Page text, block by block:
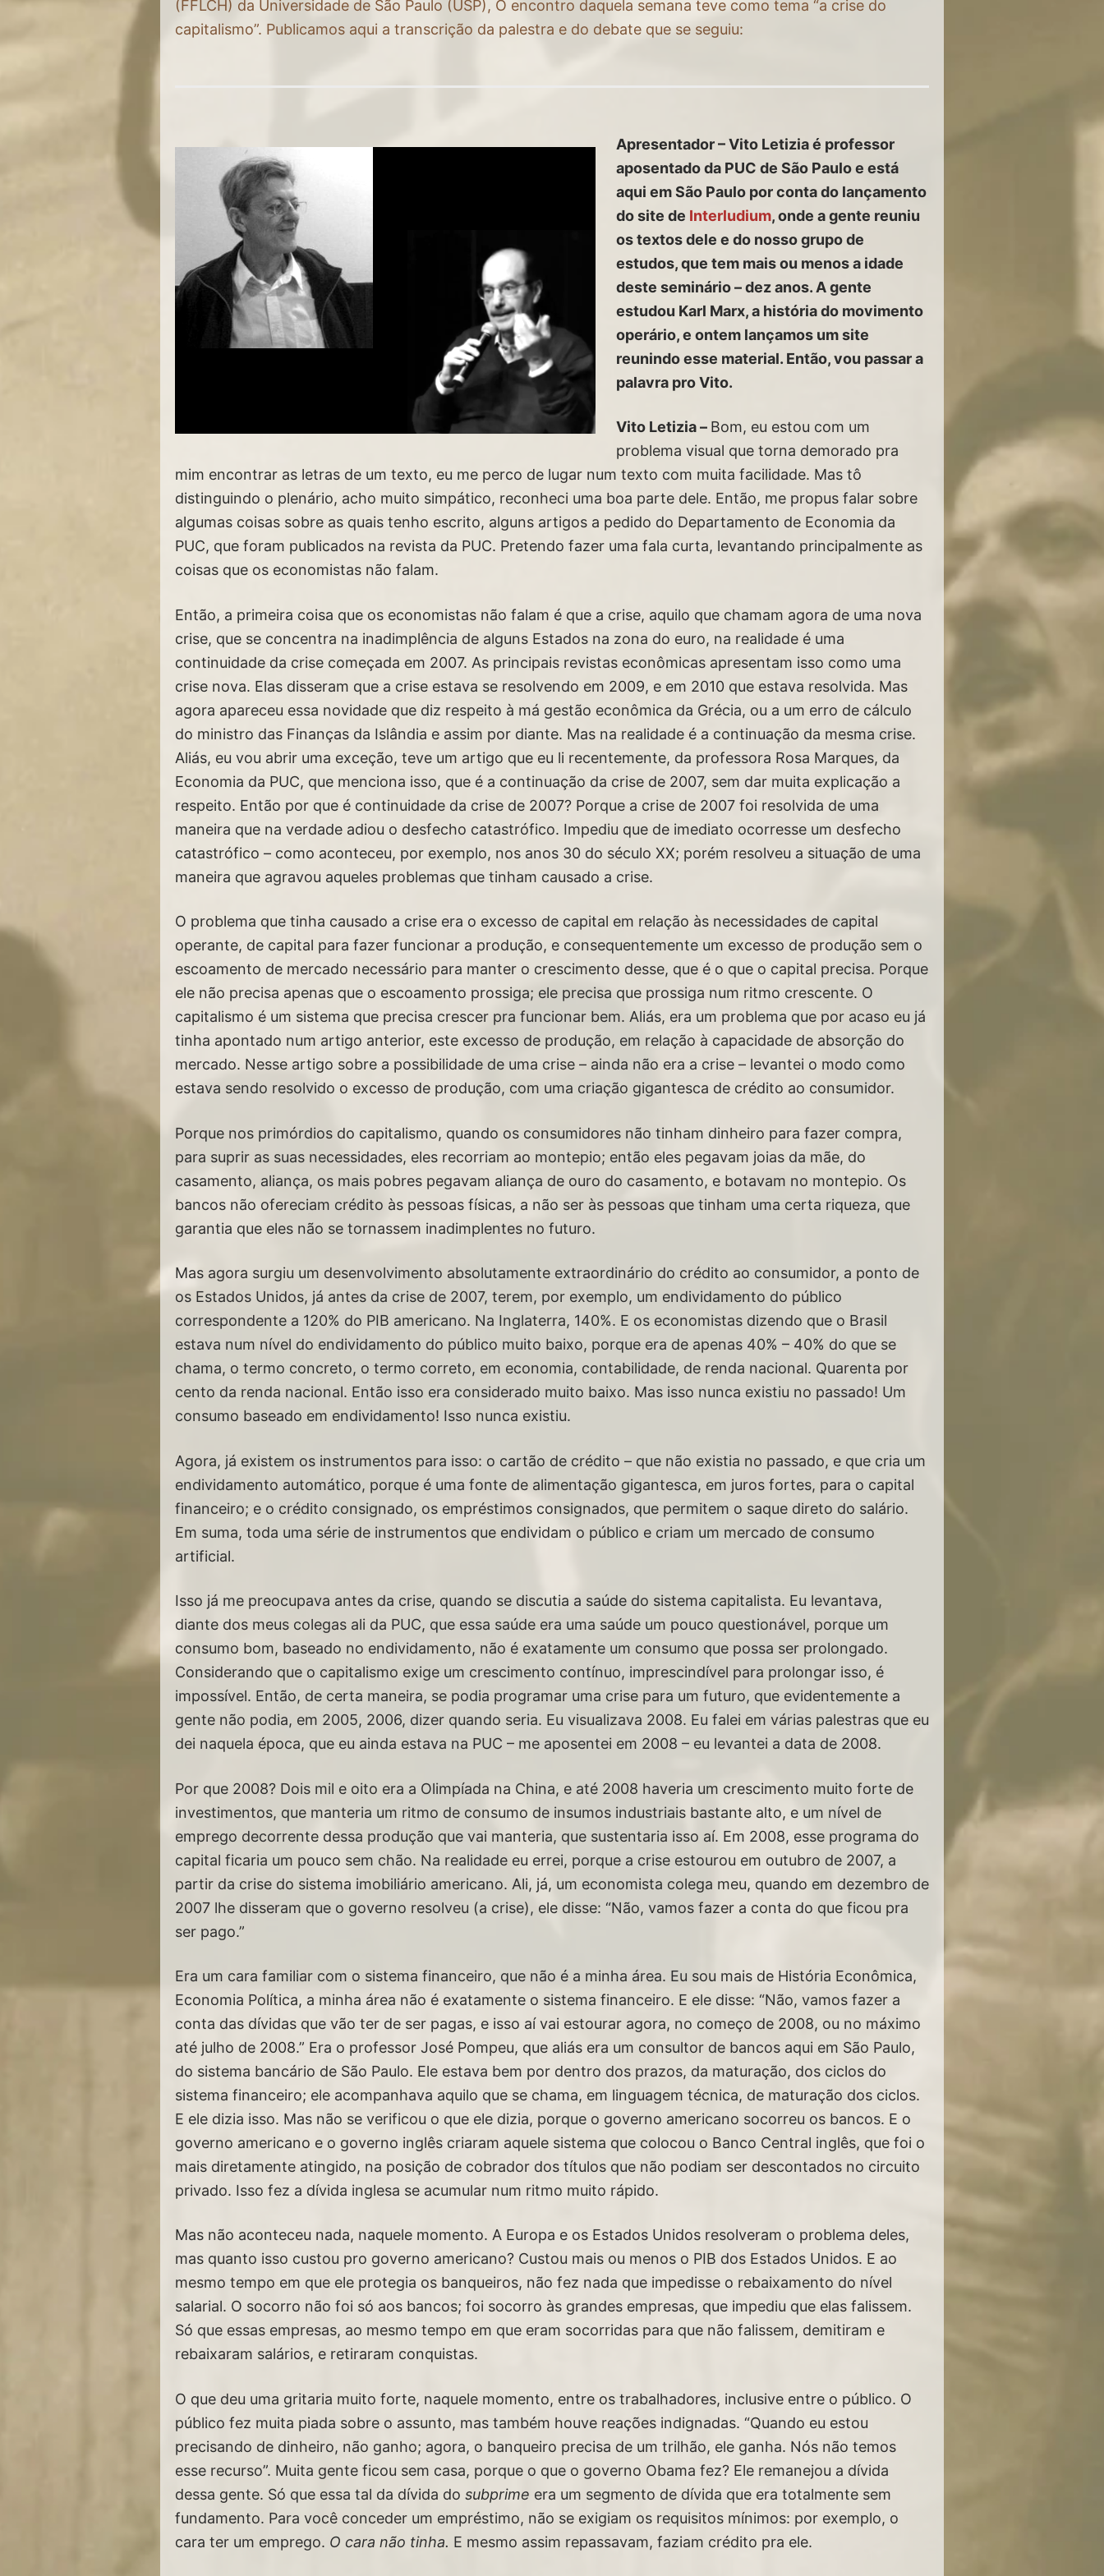
(FFLCH) da Universidade de São Paulo (USP), O encontro daquela semana teve como tema “a crise do
capitalismo”. Publicamos aqui a transcrição da palestra e do debate que se seguiu:
Apresentador – Vito Letizia é professor
aposentado da PUC de São Paulo e está
aqui em São Paulo por conta do lançamento
do site de Interludium, onde a gente reuniu
os textos dele e do nosso grupo de
estudos, que tem mais ou menos a idade
deste seminário – dez anos. A gente
estudou Karl Marx, a história do movimento
operário, e ontem lançamos um site
reunindo esse material. Então, vou passar a
palavra pro Vito.
Vito Letizia – Bom, eu estou com um
problema visual que torna demorado pra
mim encontrar as letras de um texto, eu me perco de lugar num texto com muita facilidade. Mas tô
distinguindo o plenário, acho muito simpático, reconheci uma boa parte dele. Então, me propus falar sobre
algumas coisas sobre as quais tenho escrito, alguns artigos a pedido do Departamento de Economia da
PUC, que foram publicados na revista da PUC. Pretendo fazer uma fala curta, levantando principalmente as
coisas que os economistas não falam.
Então, a primeira coisa que os economistas não falam é que a crise, aquilo que chamam agora de uma nova
crise, que se concentra na inadimplência de alguns Estados na zona do euro, na realidade é uma
continuidade da crise começada em 2007. As principais revistas econômicas apresentam isso como uma
crise nova. Elas disseram que a crise estava se resolvendo em 2009, e em 2010 que estava resolvida. Mas
agora apareceu essa novidade que diz respeito à má gestão econômica da Grécia, ou a um erro de cálculo
do ministro das Finanças da Islândia e assim por diante. Mas na realidade é a continuação da mesma crise.
Aliás, eu vou abrir uma exceção, teve um artigo que eu li recentemente, da professora Rosa Marques, da
Economia da PUC, que menciona isso, que é a continuação da crise de 2007, sem dar muita explicação a
respeito. Então por que é continuidade da crise de 2007? Porque a crise de 2007 foi resolvida de uma
maneira que na verdade adiou o desfecho catastrófico. Impediu que de imediato ocorresse um desfecho
catastrófico – como aconteceu, por exemplo, nos anos 30 do século XX; porém resolveu a situação de uma
maneira que agravou aqueles problemas que tinham causado a crise.
O problema que tinha causado a crise era o excesso de capital em relação às necessidades de capital
operante, de capital para fazer funcionar a produção, e consequentemente um excesso de produção sem o
escoamento de mercado necessário para manter o crescimento desse, que é o que o capital precisa. Porque
ele não precisa apenas que o escoamento prossiga; ele precisa que prossiga num ritmo crescente. O
capitalismo é um sistema que precisa crescer pra funcionar bem. Aliás, era um problema que por acaso eu já
tinha apontado num artigo anterior, este excesso de produção, em relação à capacidade de absorção do
mercado. Nesse artigo sobre a possibilidade de uma crise – ainda não era a crise – levantei o modo como
estava sendo resolvido o excesso de produção, com uma criação gigantesca de crédito ao consumidor.
Porque nos primórdios do capitalismo, quando os consumidores não tinham dinheiro para fazer compra,
para suprir as suas necessidades, eles recorriam ao montepio; então eles pegavam joias da mãe, do
casamento, aliança, os mais pobres pegavam aliança de ouro do casamento, e botavam no montepio. Os
bancos não ofereciam crédito às pessoas físicas, a não ser às pessoas que tinham uma certa riqueza, que
garantia que eles não se tornassem inadimplentes no futuro.
Mas agora surgiu um desenvolvimento absolutamente extraordinário do crédito ao consumidor, a ponto de
os Estados Unidos, já antes da crise de 2007, terem, por exemplo, um endividamento do público
correspondente a 120% do PIB americano. Na Inglaterra, 140%. E os economistas dizendo que o Brasil
estava num nível do endividamento do público muito baixo, porque era de apenas 40% – 40% do que se
chama, o termo concreto, o termo correto, em economia, contabilidade, de renda nacional. Quarenta por
cento da renda nacional. Então isso era considerado muito baixo. Mas isso nunca existiu no passado! Um
consumo baseado em endividamento! Isso nunca existiu.
Agora, já existem os instrumentos para isso: o cartão de crédito – que não existia no passado, e que cria um
endividamento automático, porque é uma fonte de alimentação gigantesca, em juros fortes, para o capital
financeiro; e o crédito consignado, os empréstimos consignados, que permitem o saque direto do salário.
Em suma, toda uma série de instrumentos que endividam o público e criam um mercado de consumo
artificial.
Isso já me preocupava antes da crise, quando se discutia a saúde do sistema capitalista. Eu levantava,
diante dos meus colegas ali da PUC, que essa saúde era uma saúde um pouco questionável, porque um
consumo bom, baseado no endividamento, não é exatamente um consumo que possa ser prolongado.
Considerando que o capitalismo exige um crescimento contínuo, imprescindível para prolongar isso, é
impossível. Então, de certa maneira, se podia programar uma crise para um futuro, que evidentemente a
gente não podia, em 2005, 2006, dizer quando seria. Eu visualizava 2008. Eu falei em várias palestras que eu
dei naquela época, que eu ainda estava na PUC – me aposentei em 2008 – eu levantei a data de 2008.
Por que 2008? Dois mil e oito era a Olimpíada na China, e até 2008 haveria um crescimento muito forte de
investimentos, que manteria um ritmo de consumo de insumos industriais bastante alto, e um nível de
emprego decorrente dessa produção que vai manteria, que sustentaria isso aí. Em 2008, esse programa do
capital ficaria um pouco sem chão. Na realidade eu errei, porque a crise estourou em outubro de 2007, a
partir da crise do sistema imobiliário americano. Ali, já, um economista colega meu, quando em dezembro de
2007 lhe disseram que o governo resolveu (a crise), ele disse: “Não, vamos fazer a conta do que ficou pra
ser pago.”
Era um cara familiar com o sistema financeiro, que não é a minha área. Eu sou mais de História Econômica,
Economia Política, a minha área não é exatamente o sistema financeiro. E ele disse: “Não, vamos fazer a
conta das dívidas que vão ter de ser pagas, e isso aí vai estourar agora, no começo de 2008, ou no máximo
até julho de 2008.” Era o professor José Pompeu, que aliás era um consultor de bancos aqui em São Paulo,
do sistema bancário de São Paulo. Ele estava bem por dentro dos prazos, da maturação, dos ciclos do
sistema financeiro; ele acompanhava aquilo que se chama, em linguagem técnica, de maturação dos ciclos.
E ele dizia isso. Mas não se verificou o que ele dizia, porque o governo americano socorreu os bancos. E o
governo americano e o governo inglês criaram aquele sistema que colocou o Banco Central inglês, que foi o
mais diretamente atingido, na posição de cobrador dos títulos que não podiam ser descontados no circuito
privado. Isso fez a dívida inglesa se acumular num ritmo muito rápido.
Mas não aconteceu nada, naquele momento. A Europa e os Estados Unidos resolveram o problema deles,
mas quanto isso custou pro governo americano? Custou mais ou menos o PIB dos Estados Unidos. E ao
mesmo tempo em que ele protegia os banqueiros, não fez nada que impedisse o rebaixamento do nível
salarial. O socorro não foi só aos bancos; foi socorro às grandes empresas, que impediu que elas falissem.
Só que essas empresas, ao mesmo tempo em que eram socorridas para que não falissem, demitiram e
rebaixaram salários, e retiraram conquistas.
O que deu uma gritaria muito forte, naquele momento, entre os trabalhadores, inclusive entre o público. O
público fez muita piada sobre o assunto, mas também houve reações indignadas. “Quando eu estou
precisando de dinheiro, não ganho; agora, o banqueiro precisa de um trilhão, ele ganha. Nós não temos
esse recurso”. Muita gente ficou sem casa, porque o que o governo Obama fez? Ele remanejou a dívida
dessa gente. Só que essa tal da dívida do subprime era um segmento de dívida que era totalmente sem
fundamento. Para você conceder um empréstimo, não se exigiam os requisitos mínimos: por exemplo, o
cara ter um emprego. O cara não tinha. E mesmo assim repassavam, faziam crédito pra ele.